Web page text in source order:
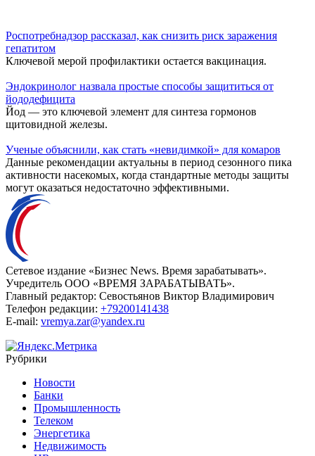
Роспотребнадзор рассказал, как снизить риск заражения
гепатитом
Ключевой мерой профилактики остается вакцинация.
Эндокринолог назвала простые способы защититься от
йододефицита
Йод — это ключевой элемент для синтеза гормонов
щитовидной железы.
Ученые объяснили, как стать «невидимкой» для комаров
Данные рекомендации актуальны в период сезонного пика
активности насекомых, когда стандартные методы защиты
могут оказаться недостаточно эффективными.
Сетевое издание «Бизнес News. Время зарабатывать».
Учредитель ООО «ВРЕМЯ ЗАРАБАТЫВАТЬ».
Главный редактор: Севостьянов Виктор Владимирович
Телефон редакции: +79200141438
E-mail: vremya.zar@yandex.ru
Рубрики
Новости
Банки
Промышленность
Телеком
Энергетика
Недвижимость